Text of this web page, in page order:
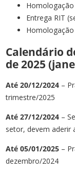
Entrega RIT
Calendário
de 2025
Até20/12/2024 –
trimestre/2025
Até27/12/2024 –
setor, devem aderir
Até 05/01/2025 –
dezembro/2024